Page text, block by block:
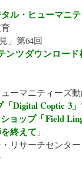
ル・ヒューマニ
」第64回
ンツダウンロー
ーマニティーズ
Digital Coptic 3
ョップ「Field
終えて 」
リサーチセンタ